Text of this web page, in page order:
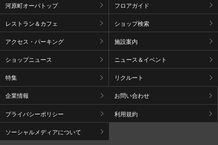
河原町オーパトップ フロアガイド
レストラン＆カフェ ショップ検索
アクセス・パーキング 施設案内
ショップニュース ニュース＆イベント
特集 リクルート
企業情報 お問い合わせ
プライバシーポリシー 利用規約
ソーシャルメディアについて